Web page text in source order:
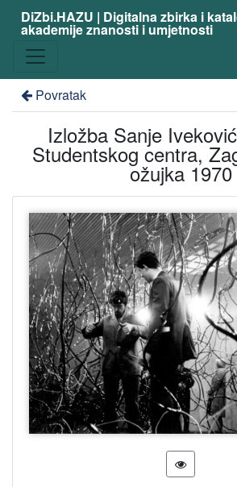
DiZbi.HAZU | Digitalna zbirka i
akademije znanosti i umjetnosti
Povratak
Izložba Sanje
Studentskog centra,
ožujka 1970